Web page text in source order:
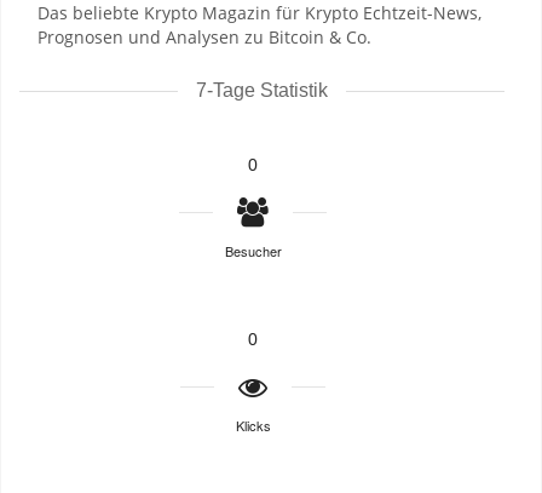
Das beliebte Krypto Magazin für Krypto Echtzeit-News,
Prognosen und Analysen zu Bitcoin & Co.
7-Tage Statistik
0
Besucher
0
Klicks